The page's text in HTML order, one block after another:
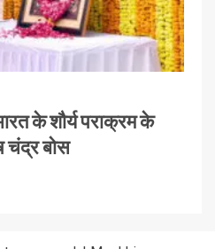
के शौर्य पराक्रम के
चंद्र बोस